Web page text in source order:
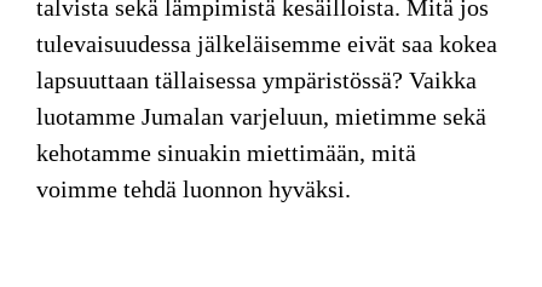
talvista sekä lämpimistä kesäilloista. Mitä jos
tulevaisuudessa jälkeläisemme eivät saa kokea
lapsuuttaan tällaisessa ympäristössä? Vaikka
luotamme Jumalan varjeluun, mietimme sekä
kehotamme sinuakin miettimään, mitä
voimme tehdä luonnon hyväksi.